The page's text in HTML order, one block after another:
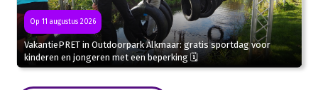
Op 11 augustus 2026
VakantiePRET in Outdoorpark Alkmaar: gratis sportdag voor
kinderen en jongeren met een beperking 🗓